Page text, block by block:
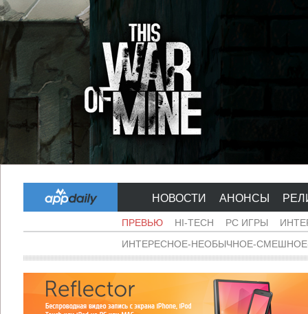
НОВОСТИ АНОНСЫ
ПРЕВЬЮ HI-TECH PC ИГРЫ
ИНТЕРЕСНОЕ-НЕОБЫЧНОЕ-